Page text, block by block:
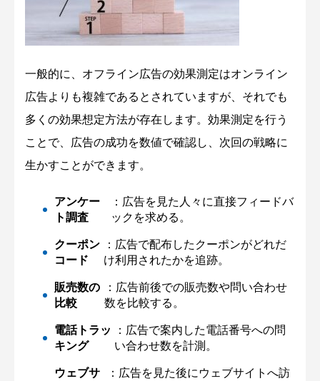
一般的に、オフライン広告の効果測定はオンライン
広告よりも複雑であるとされていますが、それでも
多くの効果想定方法が存在します。効果測定を行う
ことで、広告の成功を数値で確認し、次回の戦略に
生かすことができます。
アンケー
ト調査
：広告を見た人々に直接フィードバ
ックを求める。
クーポン
コード
：広告で配布したクーポンがどれだ
け利用されたかを追跡。
販売数の
比較
：広告前後での販売数や問い合わせ
数を比較する。
電話トラッ
キング
：広告で案内した電話番号への問
い合わせ数を計測。
ウェブサ
：広告を見た後にウェブサイトへ訪